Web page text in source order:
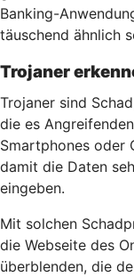
Banking-
täuschend ähnlich
Trojaner
Trojaner sind
die es
Smartphones oder
damit die Daten
eingeben.
Mit solchen
die Webseite des
überblenden, die